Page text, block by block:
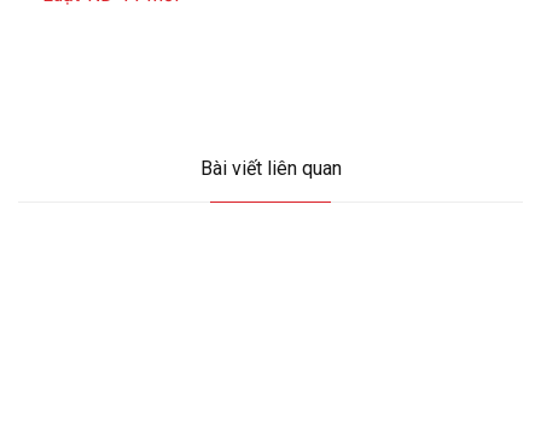
Bài viết liên quan